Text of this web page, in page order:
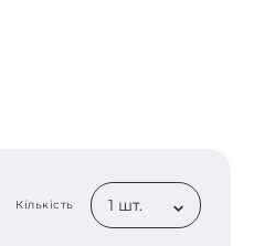
Кількість 1 шт.